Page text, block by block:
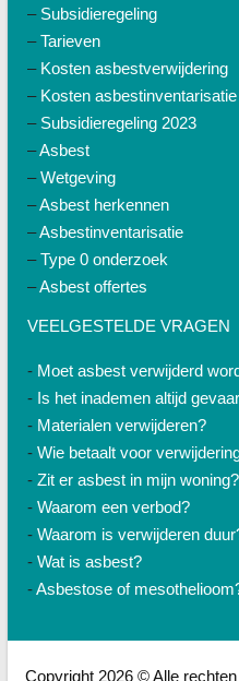
– Subsidieregeling
–Tarieven
– Kosten asbestverwijdering
– Kosten asbestinventarisatie
– Subsidieregeling 2023
–Asbest
–Wetgeving
–Asbest herkennen
–Asbestinventarisatie
–Type 0 onderzoek
–Asbest offertes
VEELGESTELDE VRAGEN
- Moet asbest verwijderd
- Is het inademen altijd
- Materialen verwijderen?
- Wie betaalt voor
- Zit er asbest in mijn woning?
- Waarom een verbod?
- Waarom is verwijderen
- Wat is asbest?
-Asbestose of
Copyright 2026 © Alle